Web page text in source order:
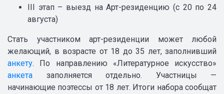
III этап – выезд на Арт-резиденцию (с 20 по 24
августа)
Стать участником арт-резиденции может любой
желающий, в возрасте от 18 до 35 лет, заполнивший
анкету. По направлению «Литературное искусство»
анкета заполняется отдельно. Участницы —
начинающие поэтессы от 18 лет. Итоги набора сообщат